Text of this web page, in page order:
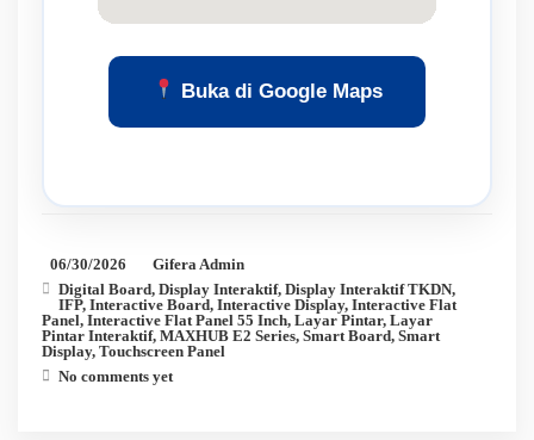
Buka di Google Maps
06/30/2026
Gifera Admin
Digital Board, Display Interaktif, Display Interaktif TKDN,
IFP, Interactive Board, Interactive Display, Interactive Flat
Panel, Interactive Flat Panel 55 Inch, Layar Pintar, Layar
Pintar Interaktif, MAXHUB E2 Series, Smart Board, Smart
Display, Touchscreen Panel
No comments yet